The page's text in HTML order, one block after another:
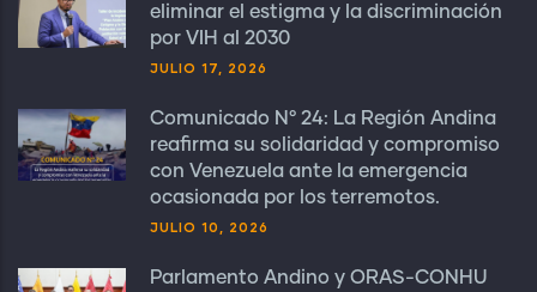
eliminar el estigma y la discriminación
por VIH al 2030
JULIO 17, 2026
Comunicado N° 24: La Región Andina
reafirma su solidaridad y compromiso
con Venezuela ante la emergencia
ocasionada por los terremotos.
JULIO 10, 2026
Parlamento Andino y ORAS-CONHU